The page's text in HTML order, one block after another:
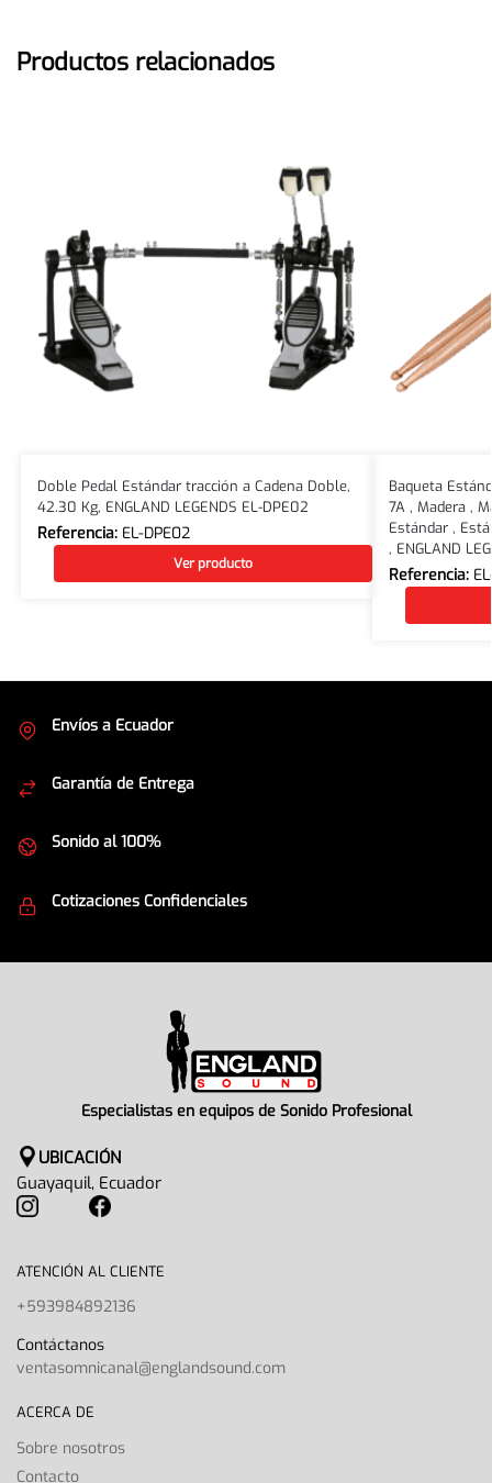
Productos relacionados
Doble Pedal Estándar tracción a Cadena Doble,
42.30 Kg, ENGLAND LEGENDS EL-DPE02
Referencia: EL-DPE02
Ver producto
Baqueta
7A , Madera ,
Estándar ,
, ENGLAND
Referencia:
Envíos a Ecuador
Garantía de Entrega
Sonido al 100%
Cotizaciones Confidenciales
Especialistas en equipos de Sonido Profesional
UBICACIÓN
Guayaquil, Ecuador
ATENCIÓN AL CLIENTE
+593984892136
Contáctanos
ventasomnicanal@englandsound.com
ACERCA DE
Sobre nosotros
Contacto